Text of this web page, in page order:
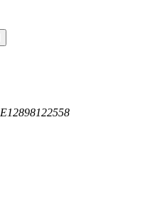
E12898122558